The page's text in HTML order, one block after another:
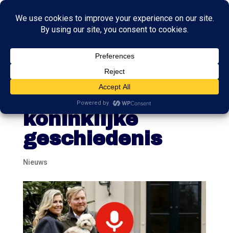
Podcast De Dag:
graven in
koninklijke
geschiedenis
Nieuws